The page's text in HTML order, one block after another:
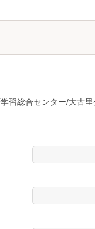
習総合センター/大古